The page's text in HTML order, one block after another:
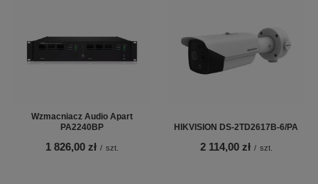
Wzmacniacz Audio Apart
PA2240BP
1 826,00 zł / szt.
HIKVISION DS-2TD2617B-6/PA
2 114,00 zł / szt.